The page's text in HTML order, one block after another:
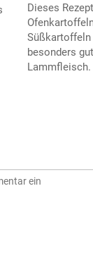
Dieses
besonders
Lammfleisch.